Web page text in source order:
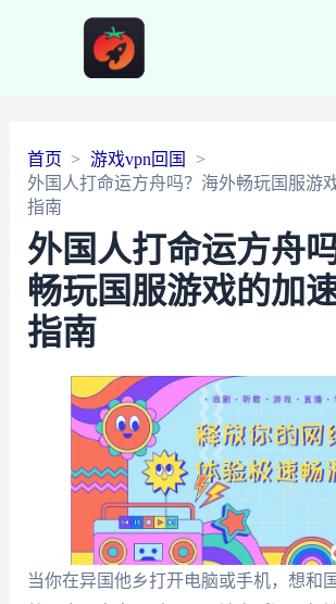
首页
游戏vpn回国
外国人打命运方舟吗？海外畅玩国服游
指南
外国人打命运方舟
畅玩国服游戏的加
指南
当你在异国他乡打开电脑或手机，想和